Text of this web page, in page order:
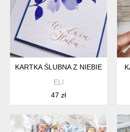
KARTKA ŚLUBNA Z NIEBIESKIM
ELI
47 zł